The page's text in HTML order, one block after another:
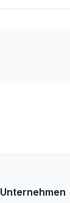
Unternehmen